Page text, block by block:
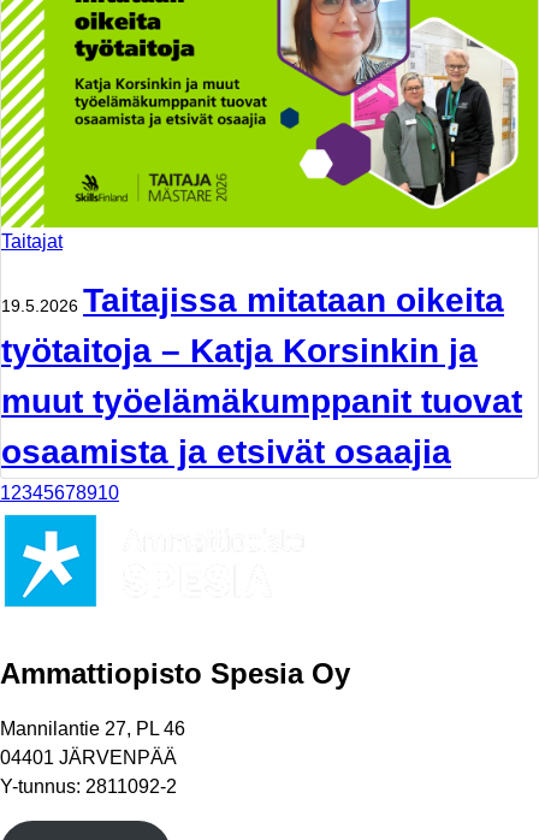
Taitajat
19.5.2026 Taitajissa mitataan oikeita
työtaitoja – Katja Korsinkin ja
muut työelämäkumppanit tuovat
osaamista ja etsivät osaajia
12345678910
Ammattiopisto Spesia Oy
Mannilantie 27, PL 46
04401 JÄRVENPÄÄ
Y-tunnus: 2811092-2